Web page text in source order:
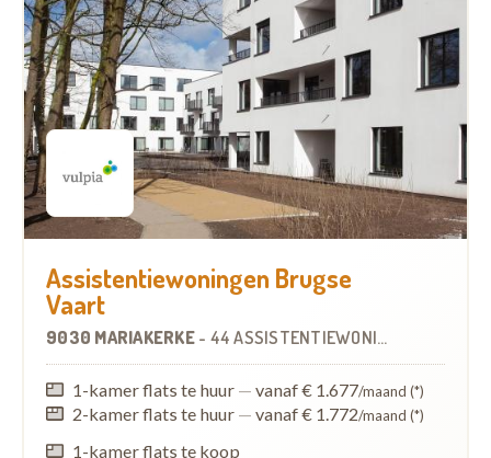
Assistentiewoningen Brugse
Vaart
9030 MARIAKERKE - 44 ASSISTENTIEWONINGEN
1-kamer flats te huur — vanaf € 1.677/maand (*)
2-kamer flats te huur — vanaf € 1.772/maand (*)
1-kamer flats te koop